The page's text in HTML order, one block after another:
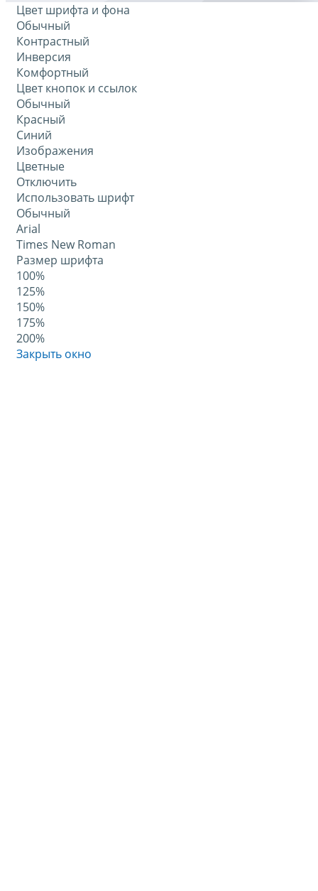
Цвет шрифта и фона
Обычный
Контрастный
Инверсия
Комфортный
Цвет кнопок и ссылок
Обычный
Красный
Синий
Изображения
Цветные
Отключить
Использовать шрифт
Обычный
Arial
Times New Roman
Размер шрифта
100%
125%
150%
175%
200%
Закрыть окно